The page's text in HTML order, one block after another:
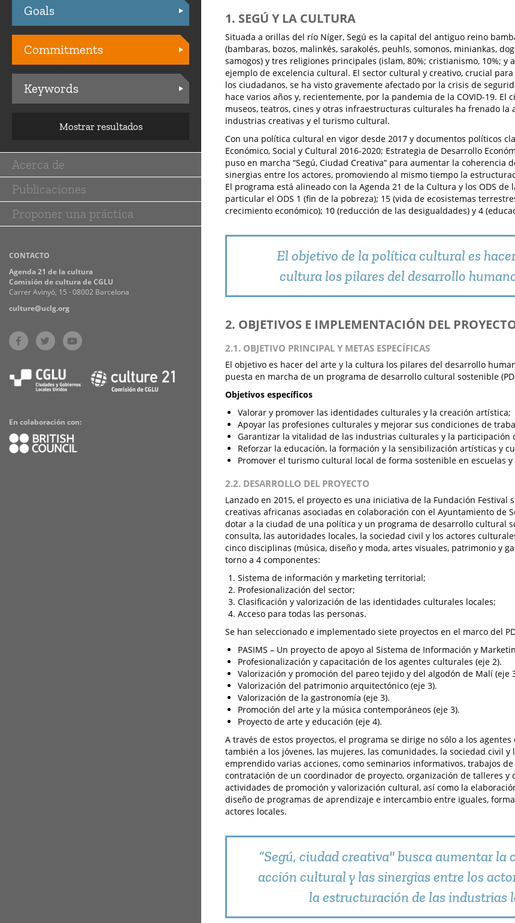
Practices
Goals
Commitments
Keywords
Mostrar resultados
Main
navigation
Acerca de
Publicaciones
Proponer una práctica
CONTACTO
Agenda 21 de la cultura
Comisión de cultura de CGLU
Carrer Avinyó, 15 · 08002 Barcelona
culture@uclg.org
En colaboración con:
1. SEGÚ Y LA CULTURA
Situada a orillas del río Níger, Segú es la capital del antiguo reino
(bambaras, bozos, malinkés, sarakolés, peuhls, somonos, miniankas,
samogos) y tres religiones principales (islam, 80%; cristianismo, 10%; y
ejemplo de excelencia cultural. El sector cultural y creativo, crucial
los ciudadanos, se ha visto gravemente afectado por la crisis de
hace varios años y, recientemente, por la pandemia de la COVID-19. El
museos, teatros, cines y otras infraestructuras culturales ha frenado la
industrias creativas y el turismo cultural.
Con una política cultural en vigor desde 2017 y documentos políticos
Económico, Social y Cultural 2016-2020; Estrategia de Desarrollo
puso en marcha “Segú, Ciudad Creativa” para aumentar la coherencia
sinergias entre los actores, promoviendo al mismo tiempo la
El programa está alineado con la Agenda 21 de la Cultura y los ODS de
particular el ODS 1 (fin de la pobreza); 15 (vida de ecosistemas
crecimiento económico); 10 (reducción de las desigualdades) y 4
El objetivo de la política cultural es
cultura los pilares del desarrollo
2. OBJETIVOS E IMPLEMENTACIÓN DEL
2.1. OBJETIVO PRINCIPAL Y METAS ESPECÍFICAS
El objetivo es hacer del arte y la cultura los pilares del desarrollo
puesta en marcha de un programa de desarrollo cultural sostenible
Objetivos específicos
Valorar y promover las identidades culturales y la creación artística;
Apoyar las profesiones culturales y mejorar sus condiciones de
Garantizar la vitalidad de las industrias culturales y la participación
Reforzar la educación, la formación y la sensibilización artísticas y
Promover el turismo cultural local de forma sostenible en escuelas
2.2. DESARROLLO DEL PROYECTO
Lanzado en 2015, el proyecto es una iniciativa de la Fundación Festival
creativas africanas asociadas en colaboración con el Ayuntamiento de
dotar a la ciudad de una política y un programa de desarrollo cultural
consulta, las autoridades locales, la sociedad civil y los actores
cinco disciplinas (música, diseño y moda, artes visuales, patrimonio y
torno a 4 componentes:
Sistema de información y marketing territorial;
Profesionalización del sector;
Clasificación y valorización de las identidades culturales locales;
Acceso para todas las personas.
Se han seleccionado e implementado siete proyectos en el marco del
PASIMS – Un proyecto de apoyo al Sistema de Información y
Profesionalización y capacitación de los agentes culturales (eje 2).
Valorización y promoción del pareo tejido y del algodón de Malí (eje
Valorización del patrimonio arquitectónico (eje 3).
Valorización de la gastronomía (eje 3).
Promoción del arte y la música contemporáneos (eje 3).
Proyecto de arte y educación (eje 4).
A través de estos proyectos, el programa se dirige no sólo a los
también a los jóvenes, las mujeres, las comunidades, la sociedad civil y
emprendido varias acciones, como seminarios informativos, trabajos
contratación de un coordinador de proyecto, organización de talleres y
actividades de promoción y valorización cultural, así como la
diseño de programas de aprendizaje e intercambio entre iguales,
actores locales.
“Segú, ciudad creativa" busca aumentar la
acción cultural y las sinergias entre los
la estructuración de las industrias